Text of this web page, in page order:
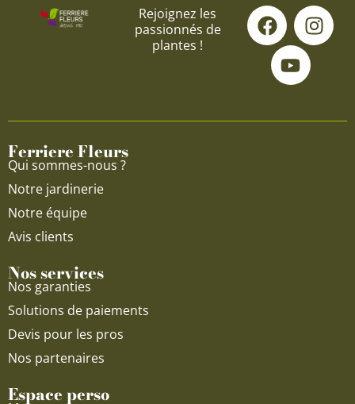
Rejoignez les
passionnés de
plantes !
F
a
c
e
o
I
n
s
g
Y
o
u
t
u
b
Ferriere Fleurs
Qui sommes-nous ?
Notre jardinerie
Notre équipe
Avis clients
Nos services
Nos garanties
Solutions de paiements
Devis pour les pros
Nos partenaires
Espace perso